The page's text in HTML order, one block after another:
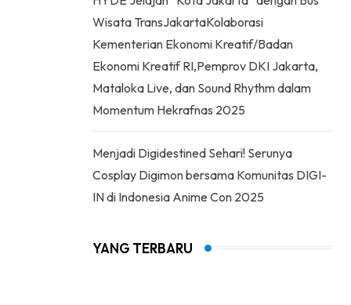
Wisata TransJakartaKolaborasi
Kementerian Ekonomi Kreatif/Badan
Ekonomi Kreatif RI,Pemprov DKI Jakarta,
Mataloka Live, dan Sound Rhythm dalam
Momentum Hekrafnas 2025
Menjadi Digidestined Sehari! Serunya
Cosplay Digimon bersama Komunitas DIGI-
IN di Indonesia Anime Con 2025
YANG TERBARU